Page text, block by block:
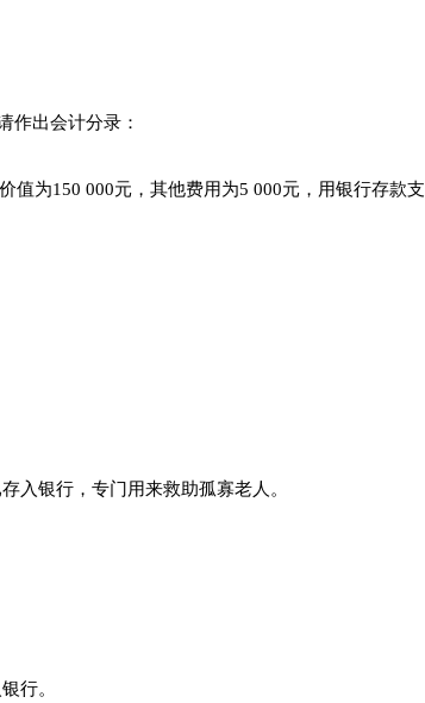
出会计分录：
为150 000元，其他费用为5 000元，用银行存款支
银行，专门用来救助孤寡老人。
行。